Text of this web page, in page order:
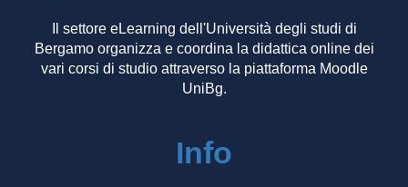
Il settore eLearning dell'Università degli studi di
Bergamo organizza e coordina la didattica online dei
vari corsi di studio attraverso la piattaforma Moodle
UniBg.
Info